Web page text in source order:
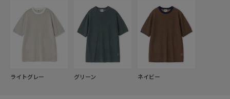
ライトグレー グリーン ネイビー